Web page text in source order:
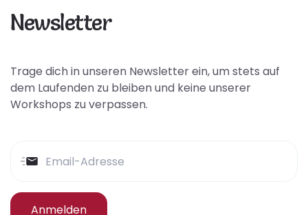
Newsletter
Trage dich in unseren Newsletter ein, um stets auf
dem Laufenden zu bleiben und keine unserer
Workshops zu verpassen.
Anmelden